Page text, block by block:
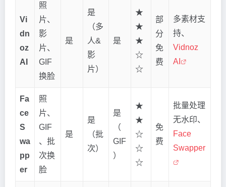
Vi
dn
oz
AI
照
片、
影
片、
GIF
换脸
是
是
（多
人&
影
片）
是
★
★
★
☆
☆
部
分
免
费
多素材支
持、
Vidnoz
AI
Fa
ce
S
wa
pp
er
照
片、
GIF
、批
次换
脸
是
是
（批
次）
是
（
GIF
）
★
★
☆
☆
☆
免
费
批量处理
无水印、
Face
Swapper